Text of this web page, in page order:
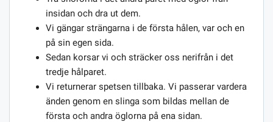
insidan och dra ut dem.
Vi gängar strängarna i de första hålen, var och en
på sin egen sida.
Sedan korsar vi och sträcker oss nerifrån i det
tredje hålparet.
Vi returnerar spetsen tillbaka. Vi passerar vardera
änden genom en slinga som bildas mellan de
första och andra öglorna på ena sidan.